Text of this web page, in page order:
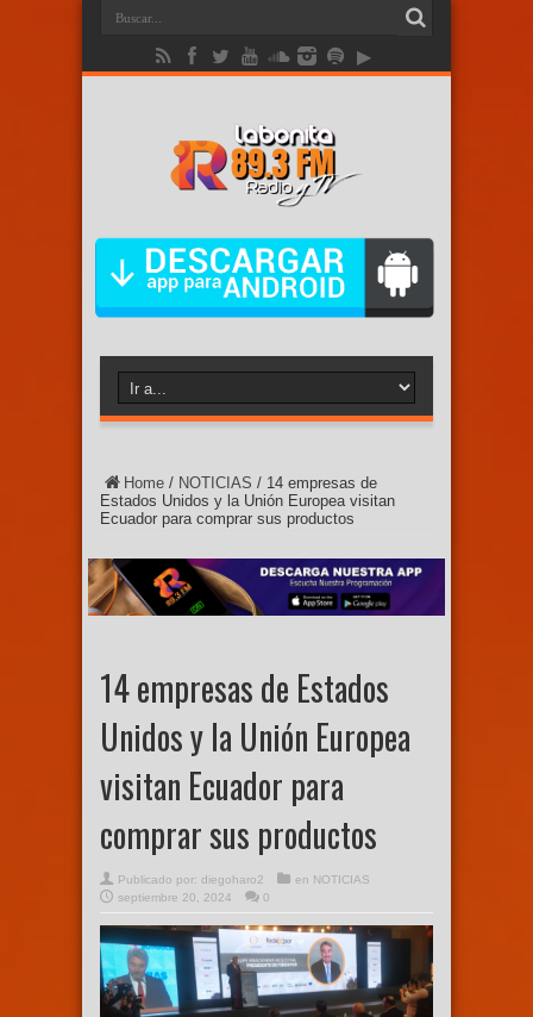
Home / NOTICIAS / 14 empresas de
Estados Unidos y la Unión Europea visitan
Ecuador para comprar sus productos
14 empresas de Estados
Unidos y la Unión Europea
visitan Ecuador para
comprar sus productos
Publicado por: diegoharo2 en NOTICIAS
septiembre 20, 2024
0